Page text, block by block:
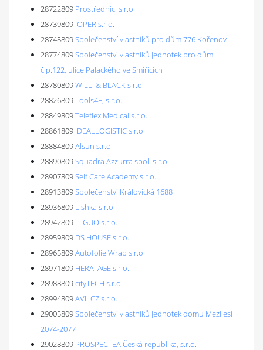
28722809 Prostředníci s.r.o.
28739809 JOPER s.r.o.
28745809Společenství vlastníků pro dům 776 Kořenov
28774809Společenství vlastníků jednotek pro dům
č.p.122, ulice Palackého ve Smiřicích
28780809WILLI & BLACK s.r.o.
28826809Tools4F, s.r.o.
28849809Teleflex Medical s.r.o.
28861809 IDEALLOGISTIC s.r.o
28884809Alsun s.r.o.
28890809Squadra Azzurra spol. s r.o.
28907809Self Care Academy s.r.o.
28913809Společenství Královická 1688
28936809 Lishka s.r.o.
28942809 LI GUO s.r.o.
28959809 DS HOUSE s.r.o.
28965809Autofolie Wrap s.r.o.
28971809 HERATAGE s.r.o.
28988809cityTECH s.r.o.
28994809AVL CZ s.r.o.
29005809Společenství vlastníků jednotek domu Mezilesí
2074-2077
29028809 PROSPECTEA Česká republika, s.r.o.